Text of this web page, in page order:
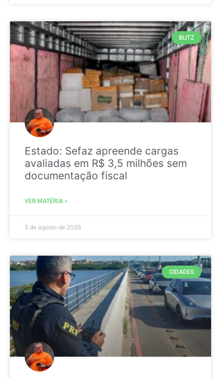
BLITZ
Estado: Sefaz apreende cargas
avaliadas em R$ 3,5 milhões sem
documentação fiscal
VER MATÉRIA »
5 de agosto de 2026
CIDADES